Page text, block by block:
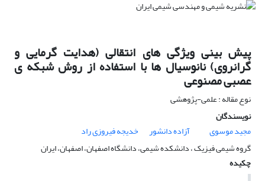
پیش بینی ویژگی های انتقالی (هدایت گرمایی و
گرانروی) نانوسیال ها با استفاده از روش شبکه ی
عصبی مصنوعی
نوع مقاله : علمی-پژوهشی
نویسندگان
مجید موسوی
آزاده دانشور
خدیجه فیروزی راد
گروه شیمی فیزیک ، دانشکده شیمی، دانشگاه اصفهان، اصفهان، ایران
چکیده